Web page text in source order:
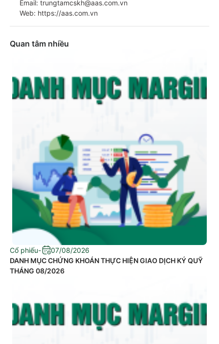
Email: trungtamcskh@aas.com.vn
Web: https://aas.com.vn
Quan tâm nhiều
Cổ phiếu-
07/08/2026
DANH MỤC CHỨNG KHOÁN THỰC HIỆN GIAO DỊCH KÝ QUỸ
THÁNG 08/2026